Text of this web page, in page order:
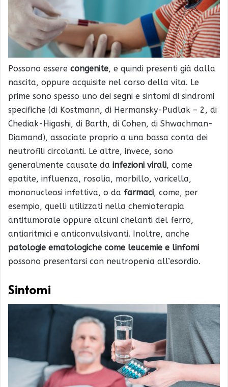
Possono essere congenite, e quindi presenti già dalla
nascita, oppure acquisite nel corso della vita. Le
prime sono spesso uno dei segni e sintomi di sindromi
specifiche (di Kostmann, di Hermansky-Pudlak – 2, di
Chediak-Higashi, di Barth, di Cohen, di Shwachman-
Diamand), associate proprio a una bassa conta dei
neutrofili circolanti. Le altre, invece, sono
generalmente causate da infezioni virali, come
epatite, influenza, rosolia, morbillo, varicella,
mononucleosi infettiva, o da farmaci, come, per
esempio, quelli utilizzati nella chemioterapia
antitumorale oppure alcuni chelanti del ferro,
antiaritmici e anticonvulsivanti. Inoltre, anche
patologie ematologiche come leucemie e linfomi
possono presentarsi con neutropenia all’esordio.
Sintomi